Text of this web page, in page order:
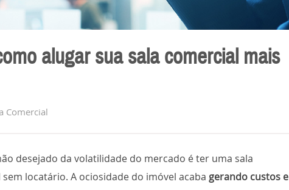
alugar sua sala comercial mais
Comercial
desejado da volatilidade do mercado é ter uma sala
locatário. A ociosidade do imóvel acaba gerando custos e